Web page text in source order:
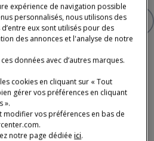
À VOTRE SÉLECTION
TABLE BASSE
délais et service après-
expérience de navigation possible
personnalisés, nous utilisons des
eux sont utilisés pour des
des annonces et l'analyse de notre
données avec d’autres marques.
cookies en cliquant sur « Tout
gérer vos préférences en cliquant
».
modifier vos préférences en bas de
notre page dédiéeici.